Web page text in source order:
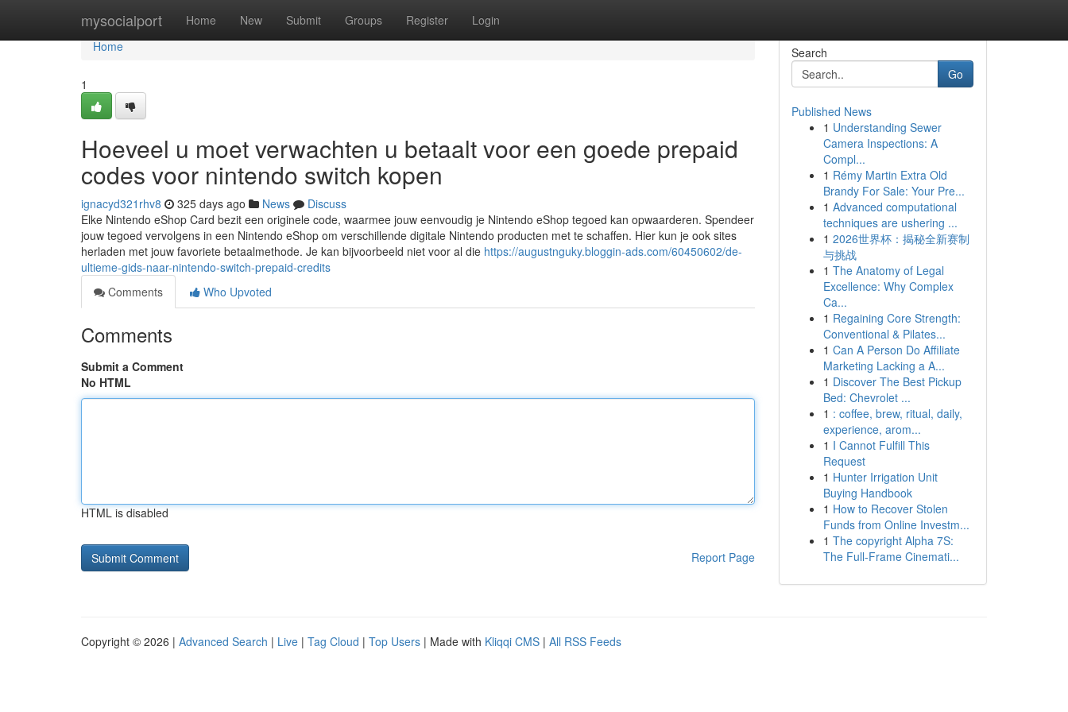
mysocialport Home New Submit Groups Register Login
Home
Home
1
Hoeveel u moet verwachten u betaalt voor een goede prepaid
codes voor nintendo switch kopen
ignacyd321rhv8 325 days ago News
Discuss
Elke Nintendo eShop Card bezit een originele code, waarmee jouw eenvoudig je Nintendo eShop tegoed kan opwaarderen. Spendeer
jouw tegoed vervolgens in een Nintendo eShop om verschillende digitale Nintendo producten met te schaffen. Hier kun je ook sites
herladen met jouw favoriete betaalmethode. Je kan bijvoorbeeld niet voor al die https://augustnguky.bloggin-ads.com/60450602/de-
ultieme-gids-naar-nintendo-switch-prepaid-credits
Comments
Who Upvoted
Comments
Submit a Comment
No HTML
HTML is disabled
Report Page
Search
Go
Published News
1 Understanding Sewer
Camera Inspections: A
Compl...
1 Rémy Martin Extra Old
Brandy For Sale: Your Pre...
1 Advanced computational
techniques are ushering ...
1 2026世界杯：揭秘全新赛制
与挑战
1 The Anatomy of Legal
Excellence: Why Complex
Ca...
1 Regaining Core Strength:
Conventional & Pilates...
1 Can A Person Do Affiliate
Marketing Lacking a A...
1 Discover The Best Pickup
Bed: Chevrolet ...
1 : coffee, brew, ritual, daily,
experience, arom...
1 I Cannot Fulfill This
Request
1 Hunter Irrigation Unit
Buying Handbook
1 How to Recover Stolen
Funds from Online Investm...
1 The copyright Alpha 7S:
The Full-Frame Cinemati...
Copyright © 2026 | Advanced Search | Live | Tag Cloud | Top Users | Made with Kliqqi CMS | All RSS Feeds